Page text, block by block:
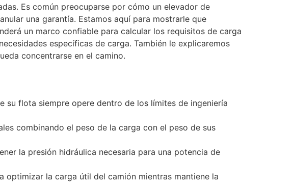
Es común preocuparse por cómo un elevador de
una garantía. Estamos aquí para mostrarle que
un marco confiable para calcular los requisitos de carga
específicas de carga. También le explicaremos
concentrarse en el camino.
su flota siempre opere dentro de los límites de ingeniería
combinando el peso de la carga con el peso de sus
la presión hidráulica necesaria para una potencia de
optimizar la carga útil del camión mientras mantiene la